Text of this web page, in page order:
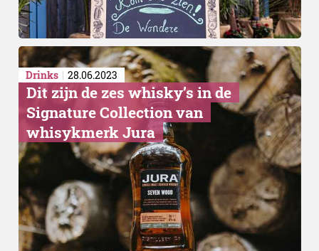
Drinks 28.06.2023
Dit zijn de zes whisky’s in de
Signature Collection van
whisykmerk Jura